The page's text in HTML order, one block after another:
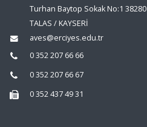
Turhan Baytop Sokak No:1 38280
TALAS / KAYSERİ
aves@erciyes.edu.tr
0 352 207 66 66
0 352 207 66 67
0 352 437 49 31